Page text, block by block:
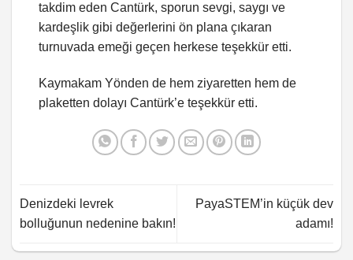
takdim eden Cantürk, sporun sevgi, saygı ve
kardeşlik gibi değerlerini ön plana çıkaran
turnuvada emeği geçen herkese teşekkür etti.
Kaymakam Yönden de hem ziyaretten hem de
plaketten dolayı Cantürk’e teşekkür etti.
Denizdeki levrek
bolluğunun nedenine bakın!
PayaSTEM’in küçük dev
adamı!